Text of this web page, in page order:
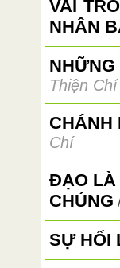
VAI
NHÂN
Thiện Chí
CHÁNH
Chí
ĐẠO LÀ
CHÚNG
SỰ HỐI